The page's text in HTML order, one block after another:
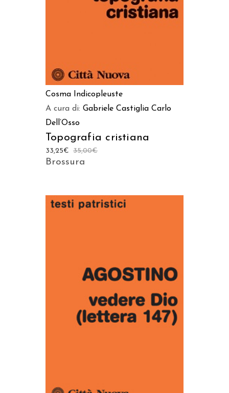
Cosma Indicopleuste
A cura di: Gabriele Castiglia Carlo
Dell’Osso
Topografia cristiana
35,00€
33,25€
Brossura
AGGIUNGI AL CARRELLO